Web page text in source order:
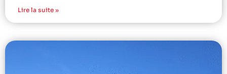
Lire la suite »